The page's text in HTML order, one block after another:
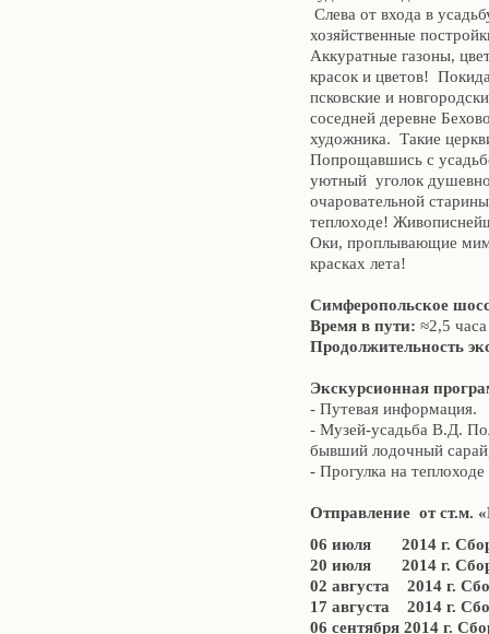
Слева от входа в
хозяйственные
Аккуратные газоны,
красок и цветов!
псковские и
соседней деревне
художника. Такие
Попрощавшись с
уютный уголок
очаровательной
теплоходе!
Оки, проплывающие
красках лета!
Симферопольское
Время в пути: ≈2,5 часа
Продолжительность
Экскурсионная
- Путевая информация.
- Музей-усадьба В.Д.
бывший лодочный
- Прогулка на теплоходе
Отправление от ст.м.
06 июля 2014 г.
20 июля 2014 г.
02 августа 2014 г.
17 августа 2014 г.
06 сентября 2014 г.